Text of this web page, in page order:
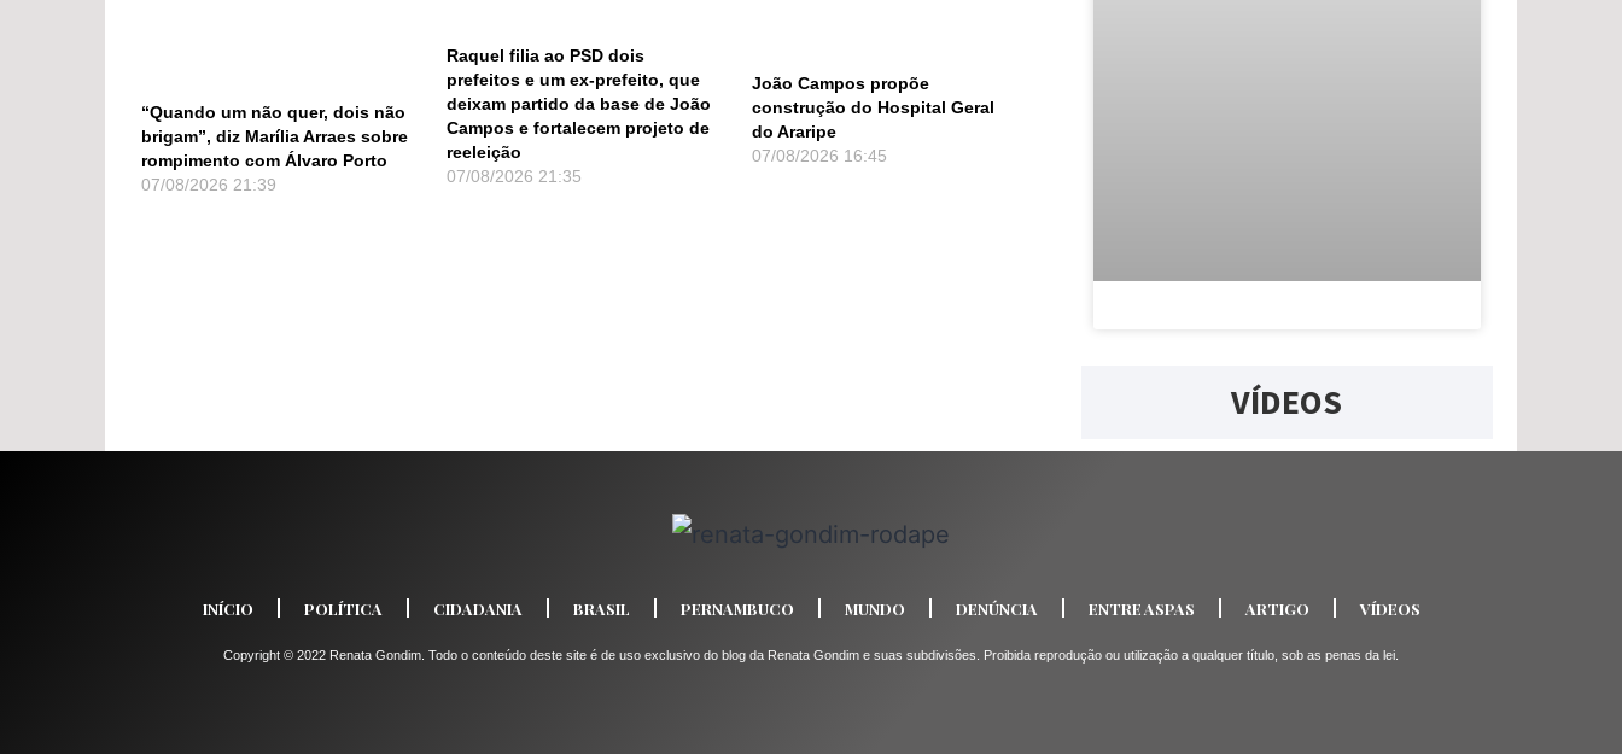
“Quando um não quer, dois não
brigam”, diz Marília Arraes sobre
rompimento com Álvaro Porto
07/08/2026 21:39
Raquel filia ao PSD dois
prefeitos e um ex-prefeito, que
deixam partido da base de João
Campos e fortalecem projeto de
reeleição
07/08/2026 21:35
João Campos propõe
construção do Hospital Geral
do Araripe
07/08/2026 16:45
VÍDEOS
INÍCIO POLÍTICA CIDADANIA BRASIL PERNAMBUCO MUNDO DENÚNCIA ENTRE ASPAS ARTIGO VÍDEOS
Copyright © 2022 Renata Gondim. Todo o conteúdo deste site é de uso exclusivo do blog da Renata Gondim e suas subdivisões. Proibida reprodução ou utilização a qualquer título, sob as penas da lei.